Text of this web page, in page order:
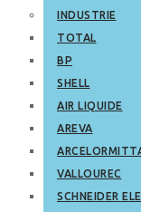
INDUSTRIE
TOTAL
BP
SHELL
AIR LIQUIDE
AREVA
VALLOUREC
SCHNEIDER